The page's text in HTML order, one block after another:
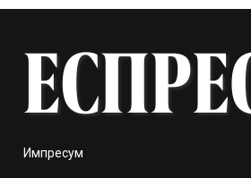
Импресум